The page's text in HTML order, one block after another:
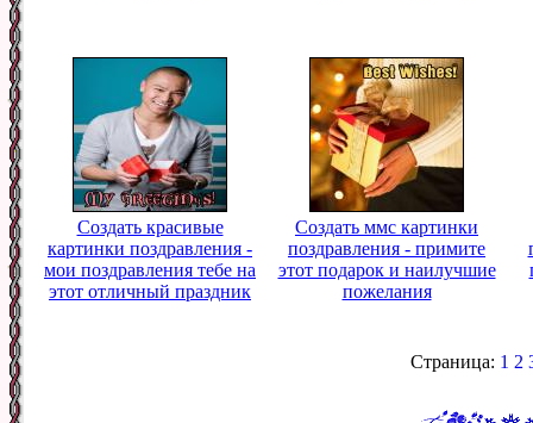
Создать красивые
картинки поздравления -
мои поздравления тебе на
этот отличный праздник
Создать ммс картинки
поздравления - примите
этот подарок и наилучшие
пожелания
Страница: 1 2